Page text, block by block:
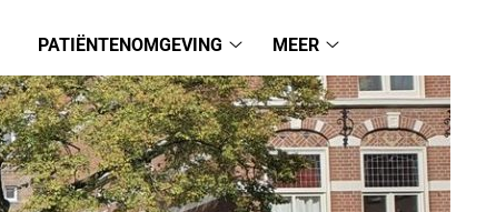
PATIËNTENOMGEVING
submenu
MEER
submenu